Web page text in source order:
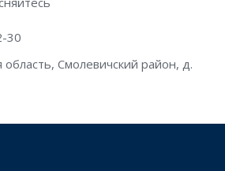
30
Смолевичский район, д.